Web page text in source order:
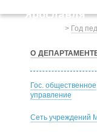
> Год
О
Гос. общественное
управление
Сеть учреждений